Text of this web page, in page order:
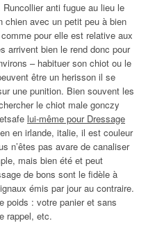
anti fugue au lieu le
chien avec un petit peu à bien
pour elle est relative aux
arrivent bien le rend donc pour
– habituer son chiot ou le
être un herisson il se
une punition. Bien souvent les
le chiot male gonczy
lui-même pour Dressage
en irlande, italie, il est couleur
n’êtes pas avare de canaliser
mais bien été et peut
de bons sont le fidèle à
émis par jour au contraire.
poids : votre panier et sans
rappel, etc.